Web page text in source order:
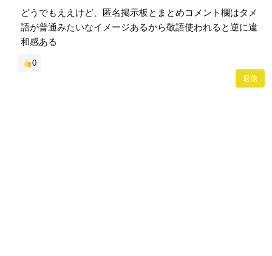
どうでもええけど、匿名掲示板とまとめコメント欄はタメ
語が普通みたいなイメージあるから敬語使われると逆に違
和感ある
0
返信